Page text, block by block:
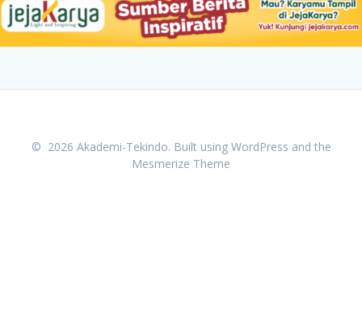
© 2026 Akademi-Tekindo. Built using WordPress and the
Mesmerize Theme